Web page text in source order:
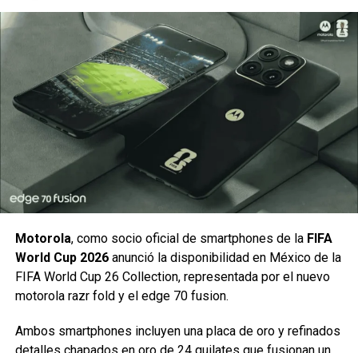
Project TRIANGLE STRATEGY Demo: Uno de lo títulos que
más nos sorprendió y entusiasmo que se revelaron ya
tiene disponible un demo para descargar gratuitamente,
recuerden que este RPG de estrategia sigue en desarrollo,
por lo que este demo es para retroalimentar a los
desarrolladores.
Motorola, como socio oficial de smartphones de laFIFA
World Cup 2026 anunció la disponibilidad en México de la
FIFA World Cup 26 Collection, representada por el nuevo
motorola razr fold y el edge 70 fusion.
Ambos smartphones incluyen una placa de oro y refinados